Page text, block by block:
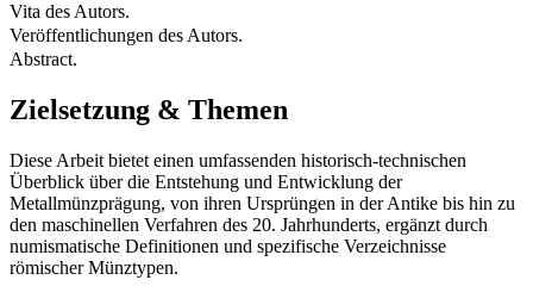
Vita des Autors.
Veröffentlichungen des Autors.
Abstract.
Zielsetzung & Themen
Diese Arbeit bietet einen umfassenden historisch-technischen
Überblick über die Entstehung und Entwicklung der
Metallmünzprägung, von ihren Ursprüngen in der Antike bis hin zu
den maschinellen Verfahren des 20. Jahrhunderts, ergänzt durch
numismatische Definitionen und spezifische Verzeichnisse
römischer Münztypen.